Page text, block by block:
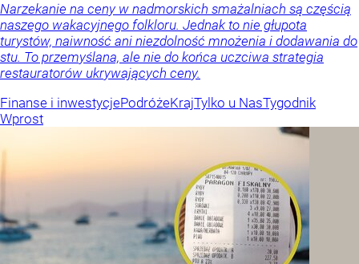
Narzekanie na ceny w nadmorskich smażalniach są częścią
naszego wakacyjnego folkloru. Jednak to nie głupota
turystów, naiwność ani niezdolność mnożenia i dodawania do
stu. To przemyślana, ale nie do końca uczciwa strategia
restauratorów ukrywających ceny.
Finanse i inwestycjePodróżeKrajTylko u NasTygodnik
Wprost